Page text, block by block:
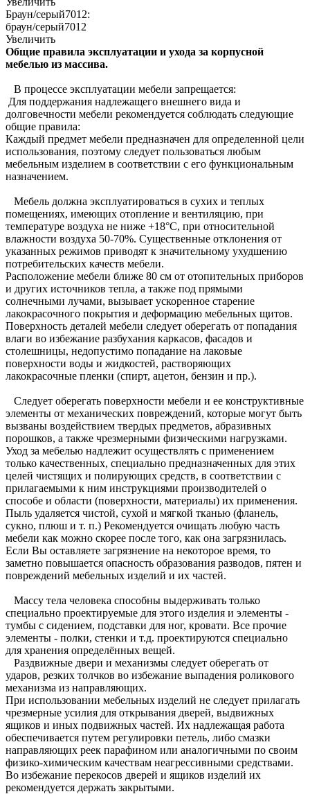
Браун/серый7012:
браун/серый7012
Увеличить
Общие правила эксплуатации и ухода за корпусной
мебелью из массива.
В процессе эксплуатации мебели запрещается:
Для поддержания надлежащего внешнего вида и
долговечности мебели рекомендуется соблюдать следующие
общие правила:
Каждый предмет мебели предназначен для определенной цели
использования, поэтому следует пользоваться любым
мебельным изделием в соответствии с его функциональным
назначением.
Мебель должна эксплуатироваться в сухих и теплых
помещениях, имеющих отопление и вентиляцию, при
температуре воздуха не ниже +18°C, при относительной
влажности воздуха 50-70%. Существенные отклонения от
указанных режимов приводят к значительному ухудшению
потребительских качеств мебели.
Расположение мебели ближе 80 см от отопительных приборов
и других источников тепла, а также под прямыми
солнечными лучами, вызывает ускоренное старение
лакокрасочного покрытия и деформацию мебельных щитов.
Поверхность деталей мебели следует оберегать от попадания
влаги во избежание разбухания каркасов, фасадов и
столешницы, недопустимо попадание на лаковые
поверхности воды и жидкостей, растворяющих
лакокрасочные пленки (спирт, ацетон, бензин и пр.).
Следует оберегать поверхности мебели и ее конструктивные
элементы от механических повреждений, которые могут быть
вызваны воздействием твердых предметов, абразивных
порошков, а также чрезмерными физическими нагрузками.
Уход за мебелью надлежит осуществлять с применением
только качественных, специально предназначенных для этих
целей чистящих и полирующих средств, в соответствии с
прилагаемыми к ним инструкциями производителей о
способе и области (поверхности, материалы) их применения.
Пыль удаляется чистой, сухой и мягкой тканью (фланель,
сукно, плюш и т. п.) Рекомендуется очищать любую часть
мебели как можно скорее после того, как она загрязнилась.
Если Вы оставляете загрязнение на некоторое время, то
заметно повышается опасность образования разводов, пятен и
повреждений мебельных изделий и их частей.
Массу тела человека способны выдерживать только
специально проектируемые для этого изделия и элементы -
тумбы с сидением, подставки для ног, кровати. Все прочие
элементы - полки, стенки и т.д. проектируются специально
для хранения определённых вещей.
Раздвижные двери и механизмы следует оберегать от
ударов, резких толчков во избежание выпадения роликового
механизма из направляющих.
При использовании мебельных изделий не следует прилагать
чрезмерные усилия для открывания дверей, выдвижных
ящиков и иных подвижных частей. Их надлежащая работа
обеспечивается путем регулировки петель, либо смазки
направляющих реек парафином или аналогичными по своим
физико-химическим качествам неагрессивными средствами.
Во избежание перекосов дверей и ящиков изделий их
рекомендуется держать закрытыми.